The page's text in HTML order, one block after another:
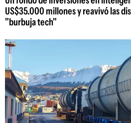
US$35.000 millones y reavivó las
"burbuja tech"